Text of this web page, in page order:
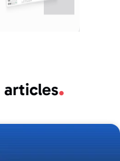
articles